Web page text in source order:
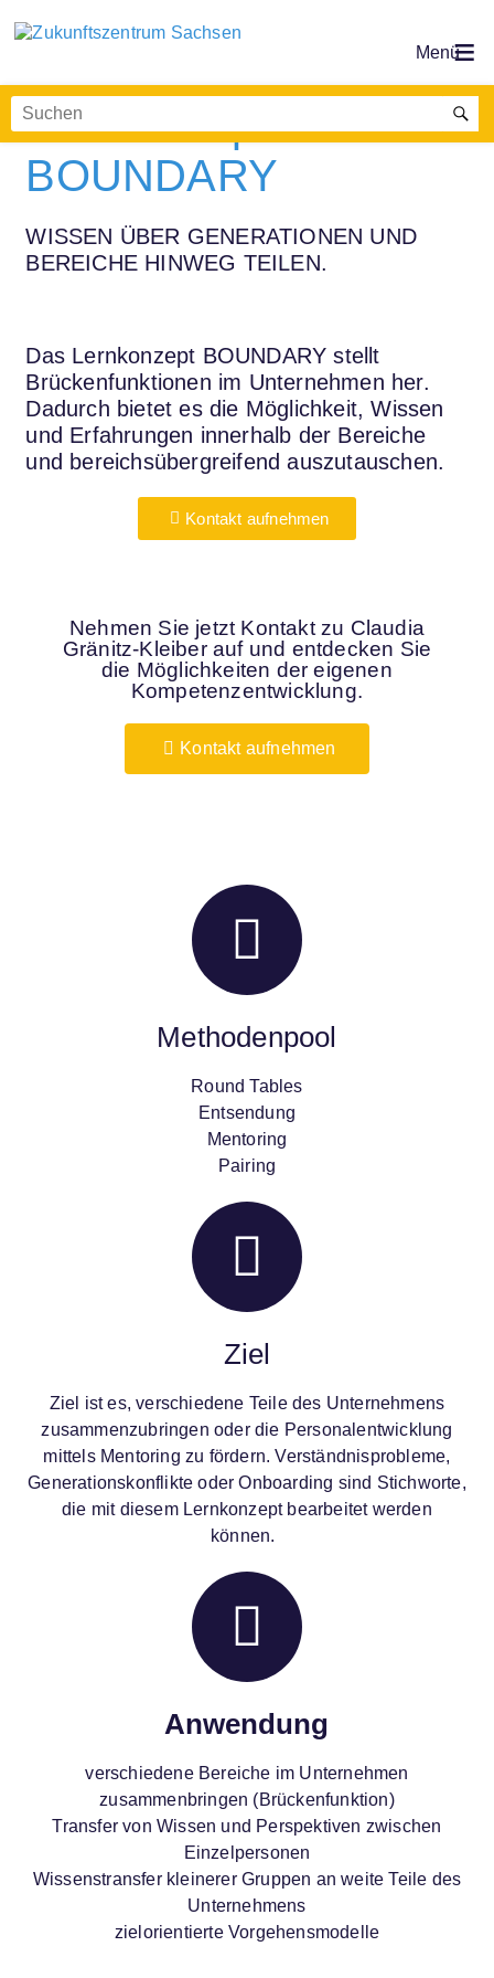
Lernkonzept
BOUNDARY
WISSEN ÜBER GENERATIONEN UND
BEREICHE HINWEG TEILEN.
Das Lernkonzept BOUNDARY stellt
Brückenfunktionen im Unternehmen her.
Dadurch bietet es die Möglichkeit, Wissen
und Erfahrungen innerhalb der Bereiche
und bereichsübergreifend auszutauschen.
Kontakt aufnehmen
Nehmen Sie jetzt Kontakt zu Claudia
Gränitz-Kleiber auf und entdecken Sie
die Möglichkeiten der eigenen
Kompetenzentwicklung.
Kontakt aufnehmen
Methodenpool
Round Tables
Entsendung
Mentoring
Pairing
Ziel
Ziel ist es, verschiedene Teile des Unternehmens
zusammenzubringen oder die Personalentwicklung
mittels Mentoring zu fördern. Verständnisprobleme,
Generationskonflikte oder Onboarding sind Stichworte,
die mit diesem Lernkonzept bearbeitet werden
können.
Anwendung
verschiedene Bereiche im Unternehmen
zusammenbringen (Brückenfunktion)​
Transfer von Wissen und Perspektiven zwischen
Einzelpersonen​
Wissenstransfer kleinerer Gruppen an weite Teile des
Unternehmens
zielorientierte Vorgehensmodelle​